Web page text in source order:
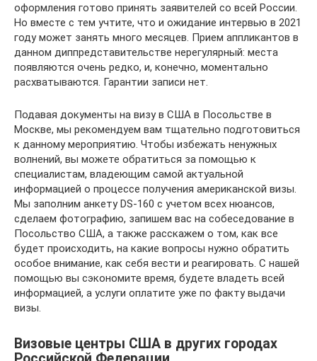
оформления готово принять заявителей со всей России.
Но вместе с тем учтите, что и ожидание интервью в 2021
году может занять много месяцев. Прием аппликантов в
данном диппредставительстве нерегулярный: места
появляются очень редко, и, конечно, моментально
расхватываются. Гарантии записи нет.
Подавая документы на визу в США в Посольстве в
Москве, мы рекомендуем вам тщательно подготовиться
к данному мероприятию. Чтобы избежать ненужных
волнений, вы можете обратиться за помощью к
специалистам, владеющим самой актуальной
информацией о процессе получения американской визы.
Мы заполним анкету DS-160 с учетом всех нюансов,
сделаем фотографию, запишем вас на собеседование в
Посольство США, а также расскажем о том, как все
будет происходить, на какие вопросы нужно обратить
особое внимание, как себя вести и реагировать. С нашей
помощью вы сэкономите время, будете владеть всей
информацией, а услуги оплатите уже по факту выдачи
визы.
Визовые центры США в других городах